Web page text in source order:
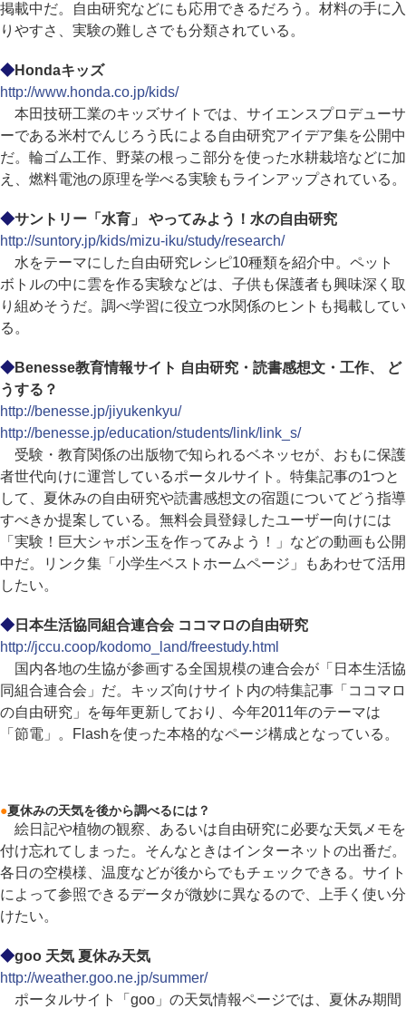
掲載中だ。自由研究などにも応用できるだろう。材料の手に入
りやすさ、実験の難しさでも分類されている。
◆Hondaキッズ
http://www.honda.co.jp/kids/
本田技研工業のキッズサイトでは、サイエンスプロデューサ
ーである米村でんじろう氏による自由研究アイデア集を公開中
だ。輪ゴム工作、野菜の根っこ部分を使った水耕栽培などに加
え、燃料電池の原理を学べる実験もラインアップされている。
◆サントリー「水育」 やってみよう！水の自由研究
http://suntory.jp/kids/mizu-iku/study/research/
水をテーマにした自由研究レシピ10種類を紹介中。ペット
ボトルの中に雲を作る実験などは、子供も保護者も興味深く取
り組めそうだ。調べ学習に役立つ水関係のヒントも掲載してい
る。
◆Benesse教育情報サイト 自由研究・読書感想文・工作、 ど
うする？
http://benesse.jp/jiyukenkyu/
http://benesse.jp/education/students/link/link_s/
受験・教育関係の出版物で知られるベネッセが、おもに保護
者世代向けに運営しているポータルサイト。特集記事の1つと
して、夏休みの自由研究や読書感想文の宿題についてどう指導
すべきか提案している。無料会員登録したユーザー向けには
「実験！巨大シャボン玉を作ってみよう！」などの動画も公開
中だ。リンク集「小学生ベストホームページ」もあわせて活用
したい。
◆ 日本生活協同組合連合会 ココマロの自由研究
http://jccu.coop/kodomo_land/freestudy.html
国内各地の生協が参画する全国規模の連合会が「日本生活協
同組合連合会」だ。キッズ向けサイト内の特集記事「ココマロ
の自由研究」を毎年更新しており、今年2011年のテーマは
「節電」。Flashを使った本格的なページ構成となっている。
●夏休みの天気を後から調べるには？
絵日記や植物の観察、あるいは自由研究に必要な天気メモを
付け忘れてしまった。そんなときはインターネットの出番だ。
各日の空模様、温度などが後からでもチェックできる。サイト
によって参照できるデータが微妙に異なるので、上手く使い分
けたい。
◆goo 天気 夏休み天気
http://weather.goo.ne.jp/summer/
ポータルサイト「goo」の天気情報ページでは、夏休み期間